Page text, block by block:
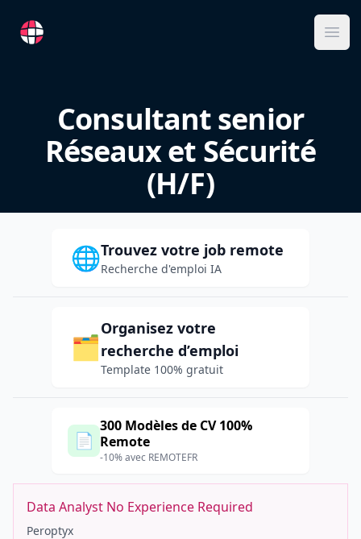
RemoteFR
Consultant senior
Réseaux et Sécurité
(H/F)
🌐Trouvez votre job remote
Recherche d'emploi IA
🗂️
Organisez votre
recherche d’emploi
Template 100% gratuit
📄
300 Modèles de CV 100%
Remote
-10% avec REMOTEFR
Data Analyst No Experience Required
Peroptyx